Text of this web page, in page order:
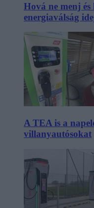
Hová ne menj és
energiaválság
A TEA is a
villanyautósokat